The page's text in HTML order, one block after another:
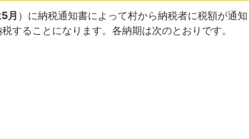
月 ）に納税通知書によって村から納税者に税額が通知
することになります。各納期は次のとおりです。